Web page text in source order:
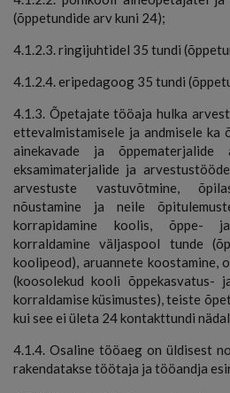
(õppetundide arv kuni 24);
4.1.2.3. ringijuhtidel 35 tundi
4.1.2.4. eripedagoog 35 tundi
4.1.3. Õpetajate tööaja hulka
ettevalmistamisele ja andmisele ka
ainekavade ja õppematerjalide
eksamimaterjalide ja
arvestuste vastuvõtmine,
nõustamine ja neile
korrapidamine koolis, õppe-
korraldamine väljaspool tunde
koolipeod), aruannete koostamine,
(koosolekud kooli õppekasvatus-
korraldamise küsimustes), teiste
kui see ei ületa 24 kontakttundi
4.1.4. Osaline tööaeg on üldisest
rakendatakse töötaja ja tööandja